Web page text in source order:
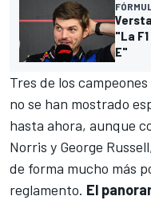
"La
E"
Tres de los
no se han mostrado
hasta ahora, aunque
Norris y George Russell
de forma mucho más
reglamento. El